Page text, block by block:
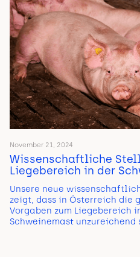
November 21, 2024
Wissenschaftliche
Liegebereich in der
Unsere neue
zeigt, dass in Österreich die
Vorgaben zum Liegebereich
Schweinemast unzureichend